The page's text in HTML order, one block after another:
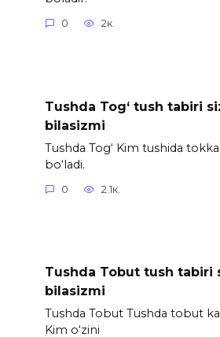
0 2к.
Tushda Tog‘ tush tabiri
bilasizmi
Tushda Tog‘ Kim tushida
bo‘ladi.
0 2.1к.
Tushda Tobut tush tabiri
bilasizmi
Tushda Tobut Tushda tobut
Kim o‘zini